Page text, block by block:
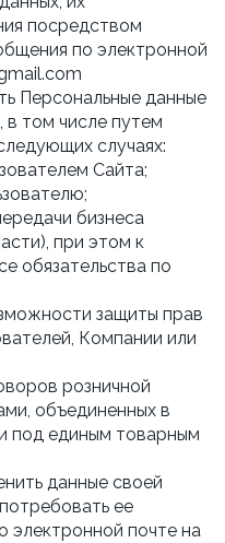
посредством
по электронной
Персональные данные
в том числе путем
случаях:
Сайта;
бизнеса
при этом к
обязательства по
защиты прав
Компании или
розничной
объединенных в
под единым товарным
данные своей
ее
электронной почте на